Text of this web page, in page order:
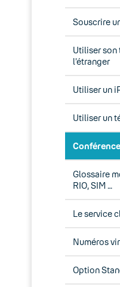
Souscrire
Utiliser son
l’étranger
Utiliser un
Utiliser un
Glossaire
RIO, SIM …
Le service
Numéros
Option